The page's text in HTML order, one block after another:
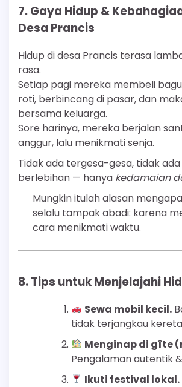
7. Gaya Hidup &
Desa Prancis
Hidup di desa Prancis terasa
rasa.
Setiap pagi mereka membeli
roti, berbincang di pasar, dan
bersama keluarga.
Sore harinya, mereka berjalan
anggur, lalu menikmati senja.
Tidak ada tergesa-gesa, tidak
berlebihan — hanya kedamaian
Mungkin itulah alasan
selalu tampak abadi: karena
cara menikmati waktu.
8. Tips untuk Menjelajahi
Sewa mobil kecil.
tidak terjangkau
Menginap di gîte
Pengalaman autentik
Ikuti festival lokal.